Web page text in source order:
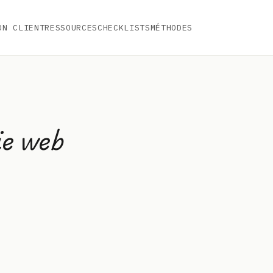
CLIENTRESSOURCESCHECKLISTSMÉTHODES
web